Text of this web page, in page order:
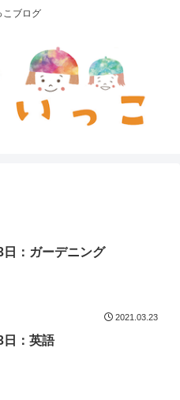
こブログ
日：ガーデニング
2021.03.23
日：英語